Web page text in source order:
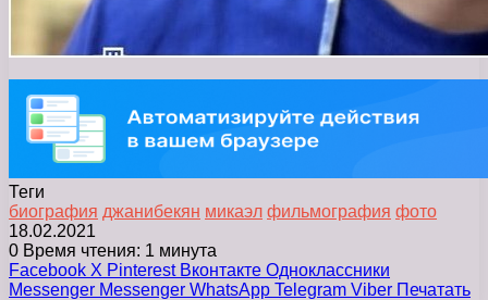
Теги
биография джанибекян микаэл фильмография фото
18.02.2021
0 Время чтения: 1 минута
Facebook X Pinterest Вконтакте Одноклассники
Messenger Messenger WhatsApp Telegram Viber Печатать